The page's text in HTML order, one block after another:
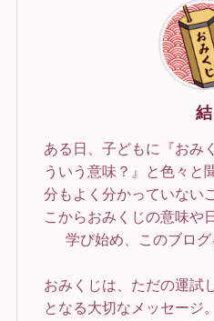
結
ある日、子どもに『おみ
ういう意味？』と色々と
分もよく分かっていない
こからおみくじの意味や
学び始め、このブログ
おみくじは、ただの運試
となる大切なメッセージ